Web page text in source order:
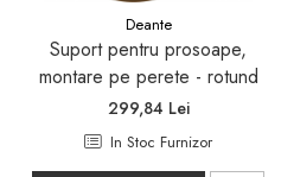
Deante
Suport pentru prosoape,
montare pe perete - rotund
299,84 Lei
In Stoc Furnizor